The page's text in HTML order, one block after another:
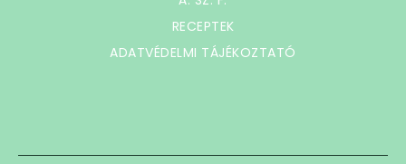
RECEPTEK
ADATVÉDELMI TÁJÉKOZTATÓ